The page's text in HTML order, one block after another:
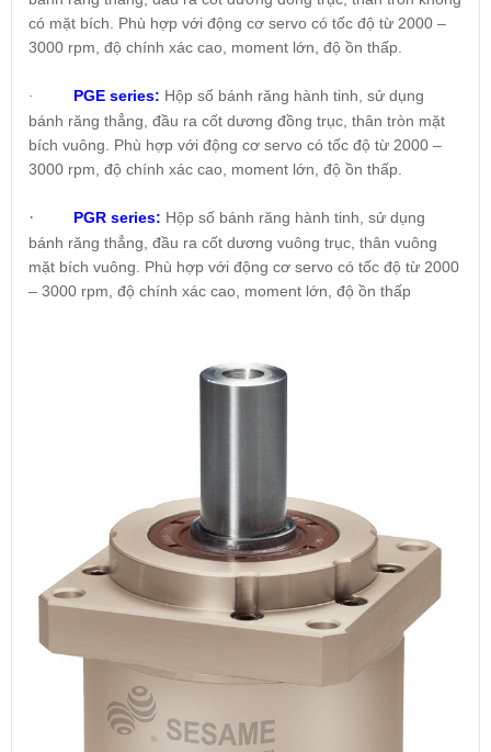
có mặt bích. Phù hợp với động cơ servo có tốc độ từ 2000 –
3000 rpm, độ chính xác cao, moment lớn, độ ồn thấp.
· PGE series: Hộp số bánh răng hành tinh, sử dụng
bánh răng thẳng, đầu ra cốt dương đồng trục, thân tròn mặt
bích vuông. Phù hợp với động cơ servo có tốc độ từ 2000 –
3000 rpm, độ chính xác cao, moment lớn, độ ồn thấp.
· PGR series: Hộp số bánh răng hành tinh, sử dụng
bánh răng thẳng, đầu ra cốt dương vuông trục, thân vuông
mặt bích vuông. Phù hợp với động cơ servo có tốc độ từ 2000
– 3000 rpm, độ chính xác cao, moment lớn, độ ồn thấp